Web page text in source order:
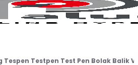
Tespen Testpen Test Pen Bolak Balik